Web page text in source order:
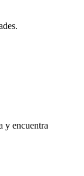
.
y encuentra